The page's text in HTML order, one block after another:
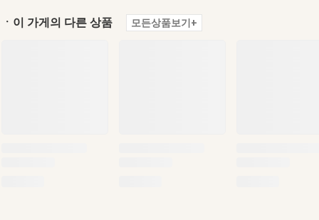
ㆍ이 가게의 다른 상품 모든상품보기+